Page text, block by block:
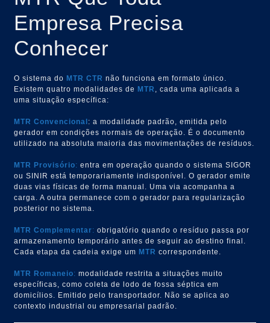
Empresa Precisa
Conhecer
O sistema do MTR CTR não funciona em formato único.
Existem quatro modalidades de MTR
, cada uma aplicada a
uma situação específica:
MTR Convencional: a modalidade padrão, emitida pelo
gerador em condições normais de operação. É o documento
utilizado na absoluta maioria das movimentações de resíduos.
MTR Provisório: entra em operação quando o sistema SIGOR
ou SINIR está temporariamente indisponível. O gerador emite
duas vias físicas de forma manual. Uma via acompanha a
carga. A outra permanece com o gerador para regularização
posterior no sistema.
MTR Complementar: obrigatório quando o resíduo passa por
armazenamento temporário antes de seguir ao destino final.
Cada etapa da cadeia exige um MTR correspondente.
MTR Romaneio: modalidade restrita a situações muito
específicas, como coleta de lodo de fossa séptica em
domicílios. Emitido pelo transportador. Não se aplica ao
contexto industrial ou empresarial padrão.